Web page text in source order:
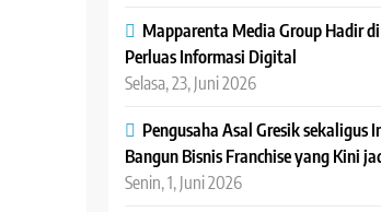
Mapparenta Media Group Hadir
Perluas Informasi Digital
Selasa, 23, Juni 2026
Pengusaha Asal Gresik sekaligus
Bangun Bisnis Franchise yang Kini
Senin, 1, Juni 2026